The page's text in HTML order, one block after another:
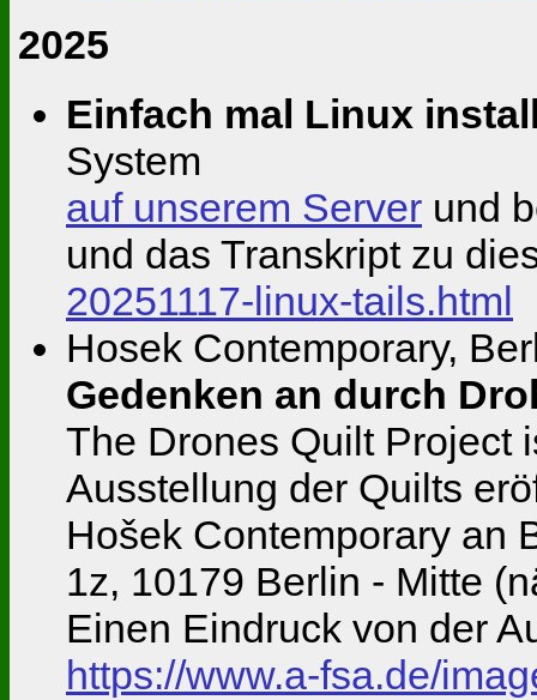
2025
Einfach mal Linux
System
auf unserem Server und
und das Transkript zu
20251117-linux-tails.html
Hosek Contemporary,
Gedenken an durch
The Drones Quilt Project
Ausstellung der Quilts
Hošek Contemporary an
1z, 10179 Berlin - Mitte
Einen Eindruck von der
https://www.a-fsa.de/